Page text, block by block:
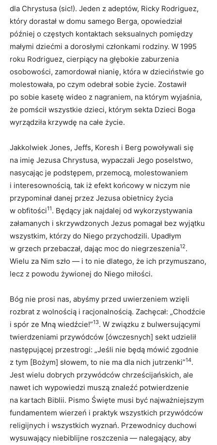
dla Chrystusa (sic!). Jeden z adeptów, Ricky Rodriguez,
który dorastał w domu samego Berga, opowiedział
później o częstych kontaktach seksualnych pomiędzy
małymi dziećmi a dorosłymi członkami rodziny. W 1995
roku Rodriguez, cierpiący na głębokie zaburzenia
osobowości, zamordował nianię, która w dzieciństwie go
molestowała, po czym odebrał sobie życie. Zostawił
po sobie kasetę wideo z nagraniem, na którym wyjaśnia,
że pomścił wszystkie dzieci, którym sekta Dzieci Boga
wyrządziła krzywdę na całe życie.
Jakkolwiek Jones, Jeffs, Koresh i Berg powoływali się
na imię Jezusa Chrystusa, wypaczali Jego poselstwo,
nasycając je podstępem, przemocą, molestowaniem
i interesownością, tak iż efekt końcowy w niczym nie
przypominał danej przez Jezusa obietnicy życia
w obfitości11. Będący jak najdalej od wykorzystywania
załamanych i skrzywdzonych Jezus pomagał bez wyjątku
wszystkim, którzy do Niego przychodzili. Upadłym
w grzech przebaczał, dając moc do niegrzeszenia12.
Wielu za Nim szło — i to nie dlatego, że ich przymuszano,
lecz z powodu żywionej do Niego miłości.
Bóg nie prosi nas, abyśmy przed uwierzeniem wzięli
rozbrat z wolnością i racjonalnością. Zachęcał: „Chodźcie
i spór ze Mną wiedźcie!”13. W związku z bulwersującymi
twierdzeniami przywódców [ówczesnych] sekt udzielił
następującej przestrogi: „Jeśli nie będą mówić zgodnie
z tym [Bożym] słowem, to nie ma dla nich jutrzenki”14.
Jest wielu dobrych przywódców chrześcijańskich, ale
nawet ich wypowiedzi muszą znaleźć potwierdzenie
na kartach Biblii. Pismo Święte musi być najważniejszym
fundamentem wierzeń i praktyk wszystkich przywódców
religijnych i wszystkich wyznań. Przewodnicy duchowi
wysuwający niebiblijne roszczenia — nalegający, aby